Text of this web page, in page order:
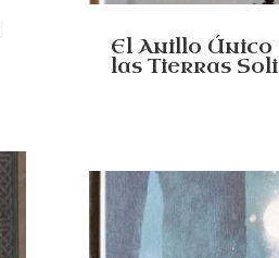
El Anillo Único
las Tierras